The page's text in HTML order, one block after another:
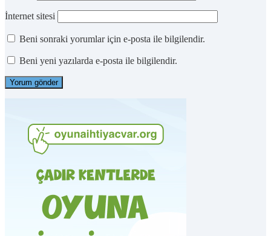
İnternet sitesi
Beni sonraki yorumlar için e-posta ile bilgilendir.
Beni yeni yazılarda e-posta ile bilgilendir.